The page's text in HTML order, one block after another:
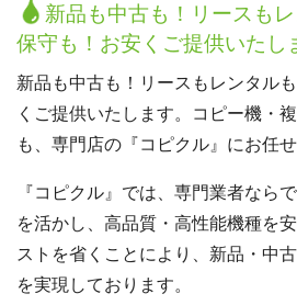
新品も中古も！リースも
保守も！お安くご提供いたし
新品も中古も！リースもレンタル
くご提供いたします。コピー機・
も、専門店の『コピクル』にお任せ
『コピクル』では、専門業者なら
を活かし、高品質・高性能機種を
ストを省くことにより、新品・中
を実現しております。